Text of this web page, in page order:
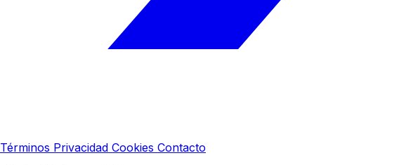
Términos Privacidad Cookies Contacto